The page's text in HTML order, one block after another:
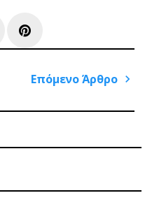
Pinterest
Επόμενο Άρθρο